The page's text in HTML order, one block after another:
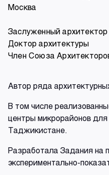
Москва
Заслуженный
Доктор архитектуры
Член Союза
Автор ряда
В том числе
центры микрорайонов
Таджикистане.
Разработала Задания на
экспериментально-